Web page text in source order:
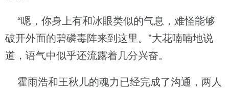
“嗯，你身上有和冰眼类似的气息，难怪能够
破开外面的碧磷毒阵来到这里。”大花喃喃地说
道，语气中似乎还流露着几分兴奋。
霍雨浩和王秋儿的魂力已经完成了沟通，两人